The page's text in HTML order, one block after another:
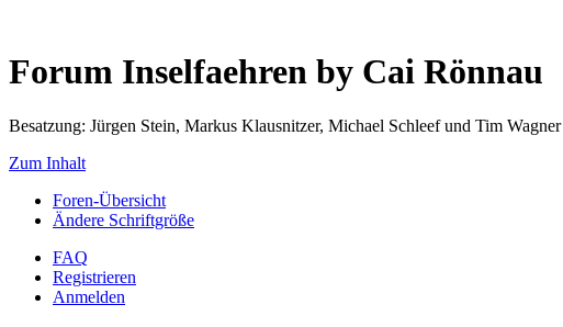
Forum Inselfaehren by Cai Rönnau
Besatzung: Jürgen Stein, Markus Klausnitzer, Michael Schleef und Tim Wagner
Zum Inhalt
Foren-Übersicht
Ändere Schriftgröße
FAQ
Registrieren
Anmelden